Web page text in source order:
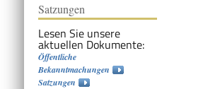
Satzungen
Lesen Sie unsere
aktuellen Dokumente:
Öffentliche
Bekanntmachungen
Satzungen